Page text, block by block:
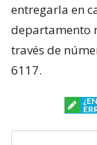
entregarla en
departamento
través de
6117.